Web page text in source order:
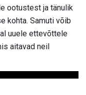
ootustest ja tänulik
kohta. Samuti võib
uuele ettevõttele
aitavad neil